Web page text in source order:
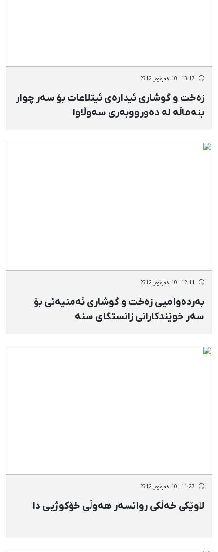
13:17 - 10 خەزەڵوەر 2712
زەخت و گوشاری ئیدارەی ئیتلاعات بۆ سەر چوار
بنەماڵە لە دەورووبەری سەوڵاوا
12:11 - 10 خەزەڵوەر 2712
بەردەوامیی زەخت و گوشاری ئەمنیەتی بۆ
سەر خوێندكارانی زانستگای سنە
11:27 - 10 خەزەڵوەر 2712
لاوێکی خەڵکی روانسەر هەوڵی خۆکوژیی دا